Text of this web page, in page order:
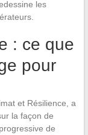
les
: ce que
pour
et Résilience, a
la façon de
de